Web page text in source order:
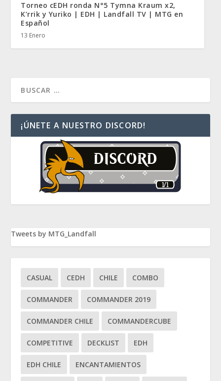
Torneo cEDH ronda N°5 Tymna Kraum x2,
K’rrik y Yuriko | EDH | Landfall TV | MTG en
Español
13 Enero
¡ÚNETE A NUESTRO DISCORD!
Tweets by MTG_Landfall
CASUAL CEDH CHILE COMBO
COMMANDER COMMANDER 2019
COMMANDER CHILE COMMANDERCUBE
COMPETITIVE DECKLIST EDH
EDH CHILE ENCANTAMIENTOS